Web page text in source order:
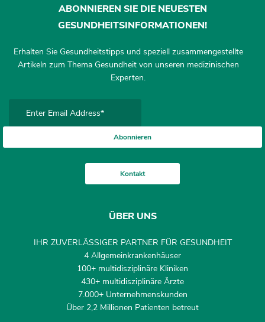
ABONNIEREN SIE DIE NEUESTEN
GESUNDHEITSINFORMATIONEN!
Erhalten Sie Gesundheitstipps und speziell zusammengestellte
Artikeln zum Thema Gesundheit von unseren medizinischen
Experten.
Abonnieren
Kontakt
ÜBER UNS
IHR ZUVERLÄSSIGER PARTNER FÜR GESUNDHEIT
4 Allgemeinkrankenhäuser
100+ multidisziplinäre Kliniken
430+ multidisziplinäre Ärzte
7.000+ Unternehmenskunden
Über 2,2 Millionen Patienten betreut